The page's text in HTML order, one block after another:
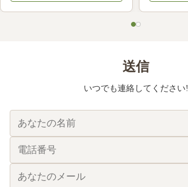
送信
いつでも連絡してください!